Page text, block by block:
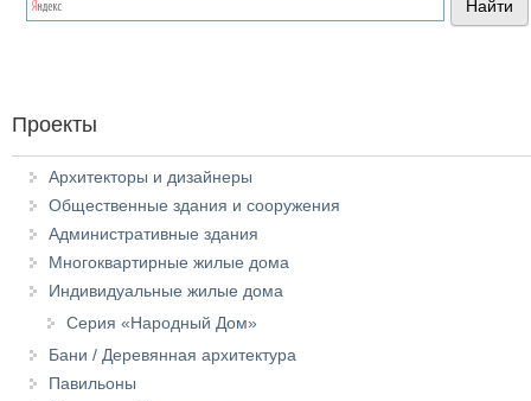
Проекты
Архитекторы и дизайнеры
Общественные здания и сооружения
Административные здания
Многоквартирные жилые дома
Индивидуальные жилые дома
Серия «Народный Дом»
Бани / Деревянная архитектура
Павильоны